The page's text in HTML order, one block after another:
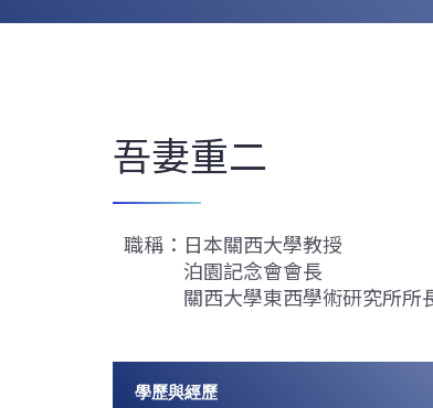
吾妻重二
職稱：日本關西大學教授
泊園記念會會長
關西大學東西學術研究所所
學歷與經歷